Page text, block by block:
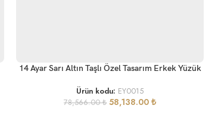
SEPETE EKLE
14 Ayar Sarı Altın Taşlı Özel Tasarım Erkek Yüzük
Ürün kodu: EY0015
78,566.00₺ 58,138.00 ₺